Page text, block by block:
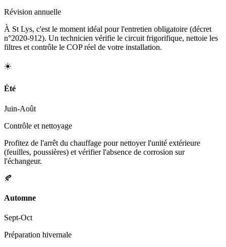
Révision annuelle
À St Lys, c'est le moment idéal pour l'entretien obligatoire (décret
n°2020-912). Un technicien vérifie le circuit frigorifique, nettoie les
filtres et contrôle le COP réel de votre installation.
☀️
Été
Juin-Août
Contrôle et nettoyage
Profitez de l'arrêt du chauffage pour nettoyer l'unité extérieure
(feuilles, poussières) et vérifier l'absence de corrosion sur
l'échangeur.
🍂
Automne
Sept-Oct
Préparation hivernale